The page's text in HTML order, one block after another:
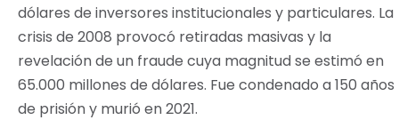
dólares de inversores institucionales y particulares. La
crisis de 2008 provocó retiradas masivas y la
revelación de un fraude cuya magnitud se estimó en
65.000 millones de dólares. Fue condenado a 150 años
de prisión y murió en 2021.